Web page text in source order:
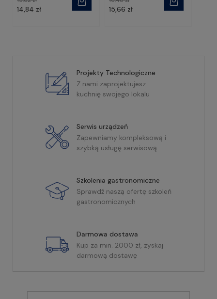
14,84 zł 15,66 zł
Projekty Technologiczne
Z nami zaprojektujesz
kuchnię swojego lokalu
Serwis urządzeń
Zapewniamy kompleksową i
szybką usługę serwisową
Szkolenia gastronomiczne
Sprawdź naszą ofertę szkoleń
gastronomicznych
Darmowa dostawa
Kup za min. 2000 zł, zyskaj
darmową dostawę